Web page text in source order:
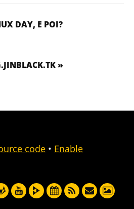
DAY, E POI?
»
code • Enable